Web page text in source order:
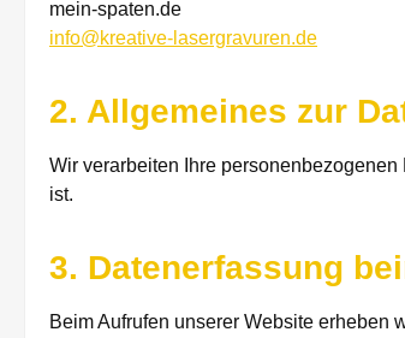
mein-spaten.de
info@kreative-lasergravuren.de
2. Allgemeines zur
Wir verarbeiten Ihre
ist.
3. Datenerfassung
Beim Aufrufen unserer Website erheben